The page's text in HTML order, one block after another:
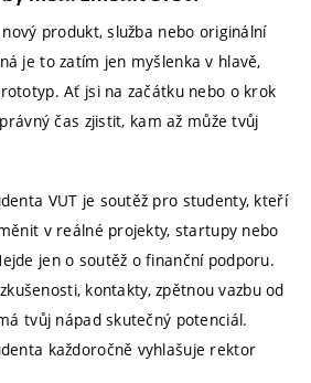
produkt, služba nebo originální
je to zatím jen myšlenka v hlavě,
Ať jsi na začátku nebo o krok
čas zjistit, kam až může tvůj
VUT je soutěž pro studenty, kteří
v reálné projekty, startupy nebo
jen o soutěž o finanční podporu.
kontakty, zpětnou vazbu od
tvůj nápad skutečný potenciál.
každoročně vyhlašuje rektor